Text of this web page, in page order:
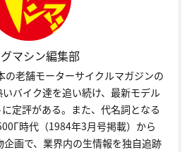
マシン編集部
の老舗モーターサイクルマガジンの
バイク達を追い続け、最新モデル
定評がある。また、代名詞となる
時代（1984年3月号掲載）から
画で、業界内の生情報を独自追跡